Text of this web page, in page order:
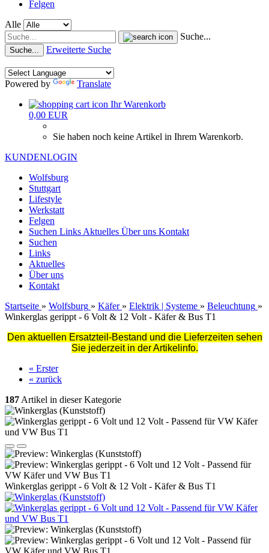
Felgen
Alle
Suche...
Suche... Erweiterte Suche
Powered by
Translate
Ihr Warenkorb
0,00 EUR
Sie haben noch keine Artikel in Ihrem Warenkorb.
KUNDENLOGIN
Wolfsburg
Stuttgart
Lifestyle
Werkstatt
Felgen
Suchen Links Aktuelles Über uns Kontakt
Suchen
Links
Aktuelles
Über uns
Kontakt
Startseite » Wolfsburg » Käfer » Elektrik | Systeme » Beleuchtung »
Winkerglas gerippt - 6 Volt & 12 Volt - Käfer & Bus T1
Den aktuellen Ersatzteil-Bestand und die Lieferzeiten sehen
Sie jederzeit in der Artikelinfo.
« Erster
« zurück
187 Artikel in dieser Kategorie
Winkerglas gerippt - 6 Volt & 12 Volt - Käfer & Bus T1